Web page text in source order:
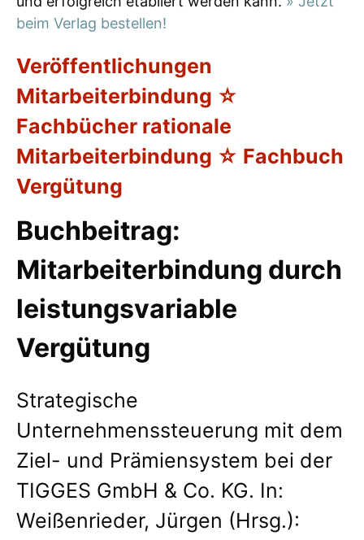
beim Verlag bestellen!
Veröffentlichungen
Mitarbeiterbindung ☆
Fachbücher rationale
Mitarbeiterbindung ☆ Fachbuch
Vergütung
Buchbeitrag:
Mitarbeiterbindung durch
leistungsvariable
Vergütung
Strategische
Unternehmenssteuerung mit dem
Ziel- und Prämiensystem bei der
TIGGES GmbH & Co. KG. In:
Weißenrieder, Jürgen (Hrsg.):